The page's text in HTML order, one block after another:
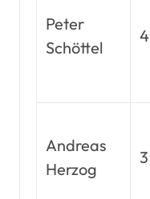
Peter
Schöttel
4
Andreas
Herzog
3